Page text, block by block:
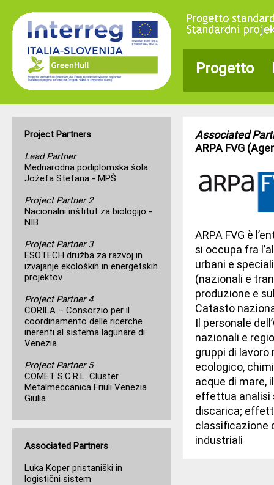
Progetto
Associated
ARPA FVG
ARPA FVG è
si occupa fra
urbani e
(nazionali e
produzione e
Catasto
Il personale
nazionali e
gruppi di
ecologico,
acque di mare,
effettua analisi
discarica;
classificazione
industriali
Project Partners
Lead Partner
Mednarodna podiplomska šola
Jožefa Stefana - MPŠ
Project Partner 2
Nacionalni inštitut za biologijo -
NIB
Project Partner 3
ESOTECH družba za razvoj in
izvajanje ekoloških in energetskih
projektov
Project Partner 4
CORILA – Consorzio per il
coordinamento delle ricerche
inerenti al sistema lagunare di
Venezia
Project Partner 5
COMET S.C.R.L. Cluster
Metalmeccanica Friuli Venezia
Giulia
Associated Partners
Luka Koper pristaniški in
logistični sistem